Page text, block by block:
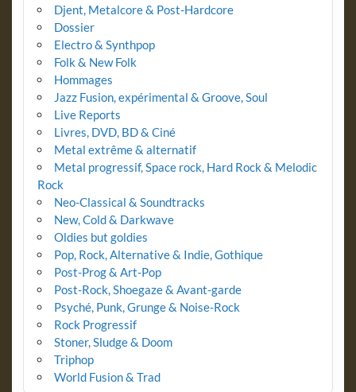
Djent, Metalcore & Post-Hardcore
Dossier
Electro & Synthpop
Folk & New Folk
Hommages
Jazz Fusion, expérimental & Groove, Soul
Live Reports
Livres, DVD, BD & Ciné
Metal extrême & alternatif
Metal progressif, Space rock, Hard Rock & Melodic
Rock
Neo-Classical & Soundtracks
New, Cold & Darkwave
Oldies but goldies
Pop, Rock, Alternative & Indie, Gothique
Post-Prog & Art-Pop
Post-Rock, Shoegaze & Avant-garde
Psyché, Punk, Grunge & Noise-Rock
Rock Progressif
Stoner, Sludge & Doom
Triphop
World Fusion & Trad